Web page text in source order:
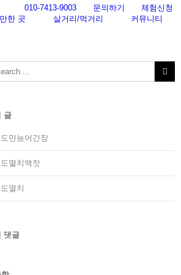
010-7413-9003 문의하기
체험신청
한 곳 살거리/먹거리 커뮤니티
글
만능어간장
멸치액젓
멸치
댓글